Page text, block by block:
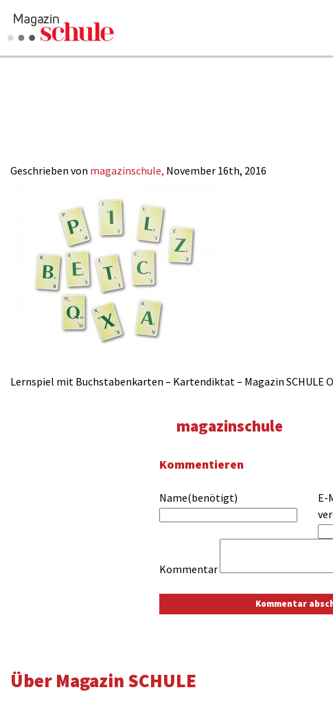
Geschrieben von magazinschule, November 16th, 2016
Lernspiel mit Buchstabenkarten – Kartendiktat – Magazin SCHULE
magazinschule
Kommentieren
Name(benötigt)
E-
Kommentar
Über Magazin SCHULE